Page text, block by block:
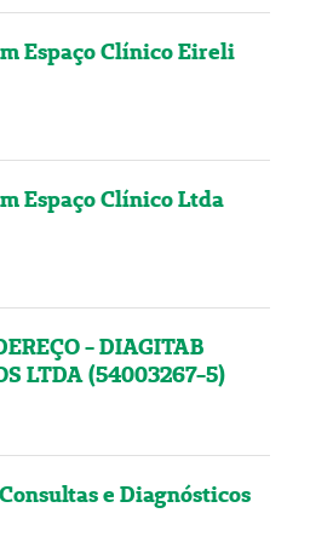
Espaço Clínico Eireli
Espaço Clínico Ltda
- DIAGITAB
LTDA (54003267-5)
e Diagnósticos